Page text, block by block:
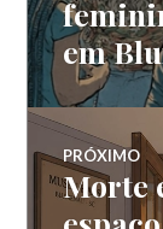
Post
em
PRÓXIMO
Próximo
post:
Morte